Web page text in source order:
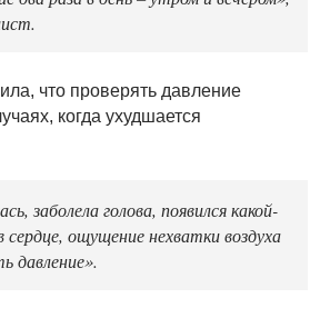
что проверять давление
когда ухудшается
заболела голова, появился какой-
ощущение нехватки воздуха
давление».